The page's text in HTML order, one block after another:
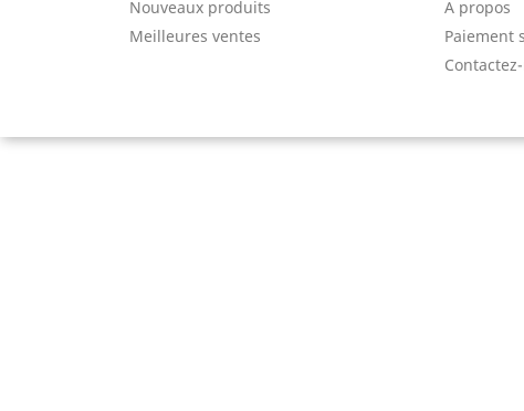
Nouveaux produits
Meilleures ventes
A propos
Paiement